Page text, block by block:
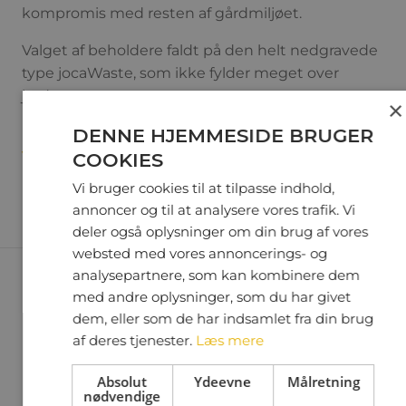
kompromis med resten af gårdmiljøet.
Valget af beholdere faldt på den helt nedgravede
type jocaWaste, som ikke fylder meget over
jorden.
Læs mere om projektet på vores
VIDEN OG CASES SIDE
VÆR ALTID OPDATERET MED
SENESTE NYT
×
DENNE HJEMMESIDE BRUGER
COOKIES
Vi bruger cookies til at tilpasse indhold,
annoncer og til at analysere vores trafik. Vi
deler også oplysninger om din brug af vores
websted med vores annoncerings- og
analysepartnere, som kan kombinere dem
med andre oplysninger, som du har givet
dem, eller som de har indsamlet fra din brug
af deres tjenester. Læs mere
Absolut
nødvendige
Ydeevne Målretning